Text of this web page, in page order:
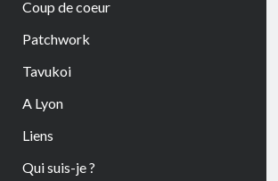
Coup de coeur
Patchwork
Tavukoi
A Lyon
Liens
Qui suis-je ?